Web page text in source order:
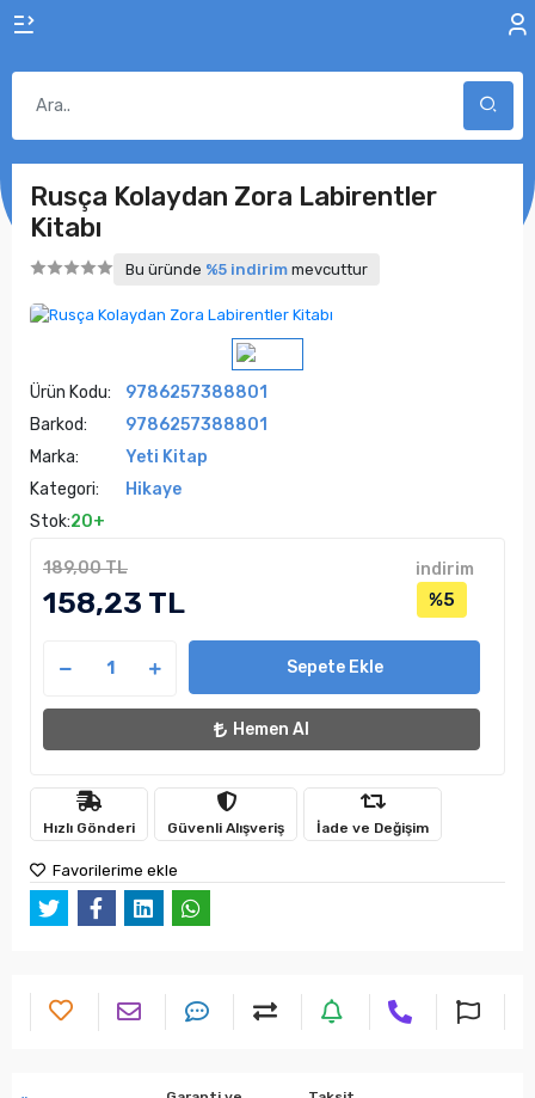
Rusça Kolaydan Zora Labirentler
Kitabı
Bu üründe %5 indirim mevcuttur
Ürün Kodu:
9786257388801
Barkod:
9786257388801
Marka:
Yeti Kitap
Kategori:
Hikaye
Stok:20+
189,00 TL
158,23 TL
indirim
%5
Sepete Ekle
Hemen Al
Hızlı Gönderi Güvenli Alışveriş İade ve Değişim
Favorilerime ekle